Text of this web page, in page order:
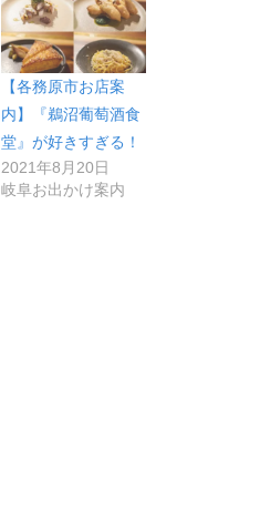
【各務原市お店案
内】『鵜沼葡萄酒食
堂』が好きすぎる！
2021年8月20日
岐阜お出かけ案内